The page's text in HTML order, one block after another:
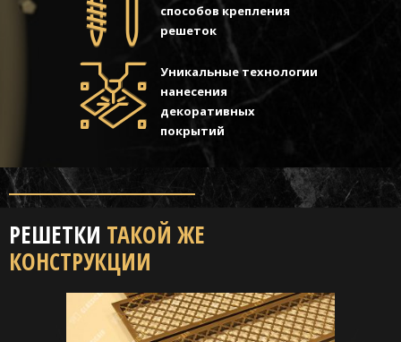
способов крепления
решеток
Уникальные технологии
нанесения
декоративных
покрытий
РЕШЕТКИ ТАКОЙ ЖЕ
КОНСТРУКЦИИ